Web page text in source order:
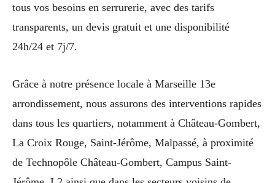
tous vos besoins en serrurerie, avec des tarifs
transparents, un devis gratuit et une disponibilité
24h/24 et 7j/7.
Grâce à notre présence locale à Marseille 13e
arrondissement, nous assurons des interventions rapides
dans tous les quartiers, notamment à Château-Gombert,
La Croix Rouge, Saint-Jérôme, Malpassé, à proximité
de Technopôle Château-Gombert, Campus Saint-